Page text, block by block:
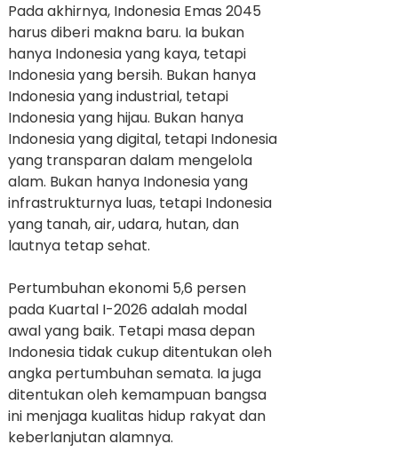
Pada akhirnya, Indonesia Emas 2045
harus diberi makna baru. Ia bukan
hanya Indonesia yang kaya, tetapi
Indonesia yang bersih. Bukan hanya
Indonesia yang industrial, tetapi
Indonesia yang hijau. Bukan hanya
Indonesia yang digital, tetapi Indonesia
yang transparan dalam mengelola
alam. Bukan hanya Indonesia yang
infrastrukturnya luas, tetapi Indonesia
yang tanah, air, udara, hutan, dan
lautnya tetap sehat.
Pertumbuhan ekonomi 5,6 persen
pada Kuartal I-2026 adalah modal
awal yang baik. Tetapi masa depan
Indonesia tidak cukup ditentukan oleh
angka pertumbuhan semata. Ia juga
ditentukan oleh kemampuan bangsa
ini menjaga kualitas hidup rakyat dan
keberlanjutan alamnya.